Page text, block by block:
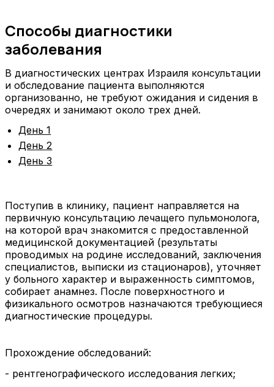
Способы диагностики
заболевания
В диагностических центрах Израиля консультации
и обследование пациента выполняются
организованно, не требуют ожидания и сидения в
очередях и занимают около трех дней.
День 1
День 2
День 3
Поступив в клинику, пациент направляется на
первичную консультацию лечащего пульмонолога,
на которой врач знакомится с предоставленной
медицинской документацией (результаты
проводимых на родине исследований, заключения
специалистов, выписки из стационаров), уточняет
у больного характер и выраженность симптомов,
собирает анамнез. После поверхностного и
физикального осмотров назначаются требующиеся
диагностические процедуры.
Прохождение обследований:
- рентгенографического исследования легких;